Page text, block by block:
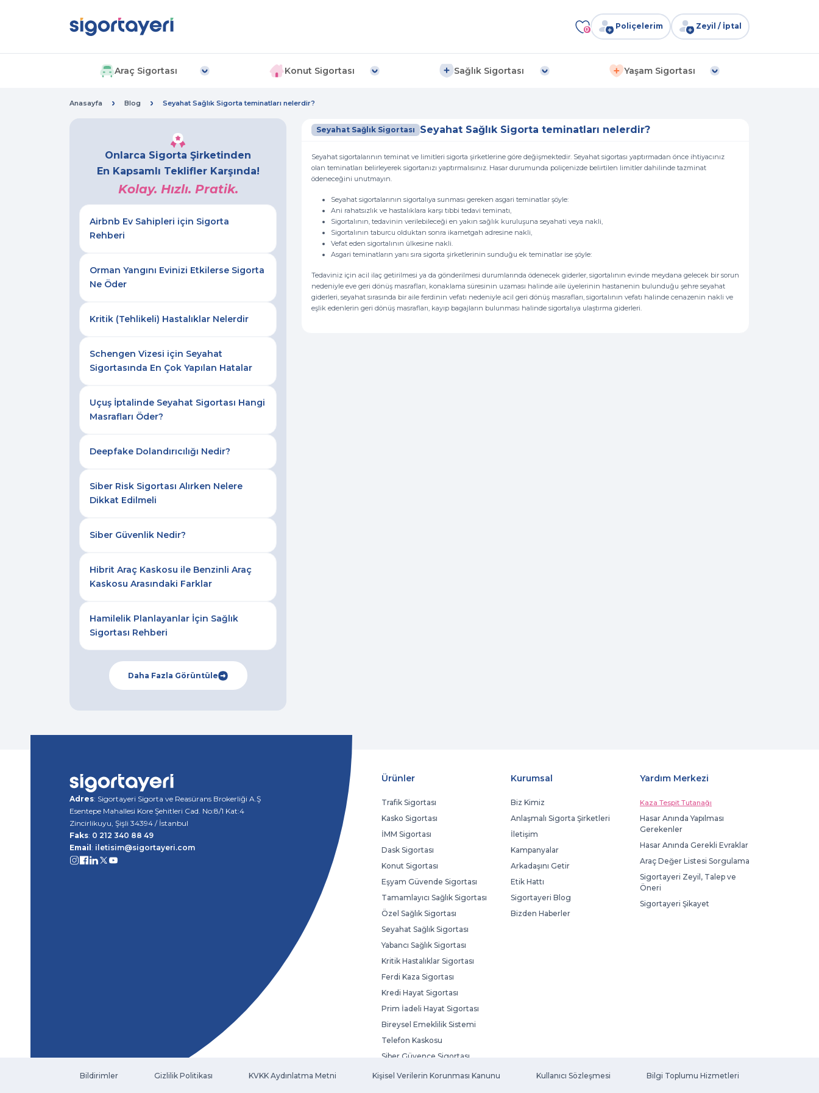
0 Poliçelerim Zeyil / İptal
Araç Sigortası Konut Sigortası Sağlık Sigortası Yaşam Sigortası
Anasayfa Blog Seyahat Sağlık Sigorta teminatları nelerdir?
Onlarca Sigorta Şirketinden
En Kapsamlı Teklifler Karşında!
Kolay. Hızlı. Pratik.
Airbnb Ev Sahipleri için Sigorta
Rehberi
Orman Yangını Evinizi Etkilerse Sigorta
Ne Öder
Kritik (Tehlikeli) Hastalıklar Nelerdir
Schengen Vizesi için Seyahat
Sigortasında En Çok Yapılan Hatalar
Uçuş İptalinde Seyahat Sigortası Hangi
Masrafları Öder?
Deepfake Dolandırıcılığı Nedir?
Siber Risk Sigortası Alırken Nelere
Dikkat Edilmeli
Siber Güvenlik Nedir?
Hibrit Araç Kaskosu ile Benzinli Araç
Kaskosu Arasındaki Farklar
Hamilelik Planlayanlar İçin Sağlık
Sigortası Rehberi
Daha Fazla Görüntüle
Seyahat Sağlık Sigortası Seyahat Sağlık Sigorta teminatları nelerdir?
Seyahat sigortalarının teminat ve limitleri sigorta şirketlerine göre değişmektedir. Seyahat sigortası yaptırmadan önce ihtiyacınız
olan teminatları belirleyerek sigortanızı yaptırmalısınız. Hasar durumunda poliçenizde belirtilen limitler dahilinde tazminat
ödeneceğini unutmayın.
Seyahat sigortalarının sigortalıya sunması gereken asgari teminatlar şöyle:
Ani rahatsızlık ve hastalıklara karşı tıbbi tedavi teminatı,
Sigortalının, tedavinin verilebileceği en yakın sağlık kuruluşuna seyahati veya nakli,
Sigortalının taburcu olduktan sonra ikametgah adresine nakli,
Vefat eden sigortalının ülkesine nakli.
Asgari teminatların yanı sıra sigorta şirketlerinin sunduğu ek teminatlar ise şöyle:
Tedaviniz için acil ilaç getirilmesi ya da gönderilmesi durumlarında ödenecek giderler, sigortalının evinde meydana gelecek bir sorun
nedeniyle eve geri dönüş masrafları, konaklama süresinin uzaması halinde aile üyelerinin hastanenin bulunduğu şehre seyahat
giderleri, seyahat sırasında bir aile ferdinin vefatı nedeniyle acil geri dönüş masrafları, sigortalının vefatı halinde cenazenin nakli ve
eşlik edenlerin geri dönüş masrafları, kayıp bagajların bulunması halinde sigortalıya ulaştırma giderleri.
Adres: Sigortayeri Sigorta ve Reasürans Brokerliği A.Ş
Esentepe Mahallesi Kore Şehitleri Cad. No:8/1 Kat:4
Zincirlikuyu, Şişli 34394 / İstanbul
Faks: 0 212 340 88 49
Email : iletisim@sigortayeri.com
Ürünler
Trafik Sigortası
Kasko Sigortası
İMM Sigortası
Dask Sigortası
Konut Sigortası
Eşyam Güvende Sigortası
Tamamlayıcı Sağlık Sigortası
Özel Sağlık Sigortası
Seyahat Sağlık Sigortası
Yabancı Sağlık Sigortası
Kritik Hastalıklar Sigortası
Ferdi Kaza Sigortası
Kredi Hayat Sigortası
Prim İadeli Hayat Sigortası
Bireysel Emeklilik Sistemi
Telefon Kaskosu
Siber Güvence Sigortası
Evcil Hayvan Sigortası
Kurumsal
Biz Kimiz
Anlaşmalı Sigorta Şirketleri
İletişim
Kampanyalar
Arkadaşını Getir
Etik Hattı
Sigortayeri Blog
Bizden Haberler
Yardım Merkezi
Kaza Tespit Tutanağı
Hasar Anında Yapılması
Gerekenler
Hasar Anında Gerekli Evraklar
Araç Değer Listesi Sorgulama
Sigortayeri Zeyil, Talep ve
Öneri
Sigortayeri Şikayet
Bildirimler Gizlilik Politikası KVKK Aydınlatma Metni Kişisel Verilerin Korunması Kanunu Kullanıcı Sözleşmesi Bilgi Toplumu Hizmetleri